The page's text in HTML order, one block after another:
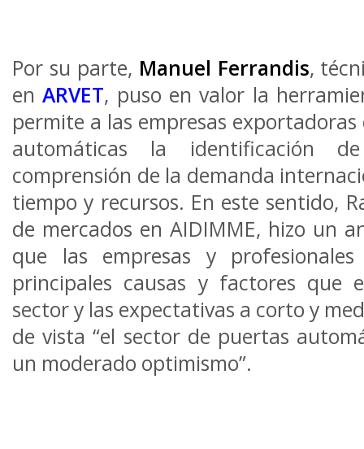
Por su parte, Manuel Ferrandis,
enARVET, puso en valor la
permite a las empresas
automáticas la identificación
comprensión de la demanda
tiempo y recursos. En este sentido,
de mercados en AIDIMME, hizo un
que las empresas y
principales causas y factores que
sector y las expectativas a corto y
de vista “el sector de puertas
un moderado optimismo”.